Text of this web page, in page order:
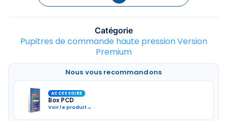
Catégorie
Pupitres de commande haute pression Version
Premium
Nous vous recommandons
ACCESSOIRE
Box PCD
Voir le produit →